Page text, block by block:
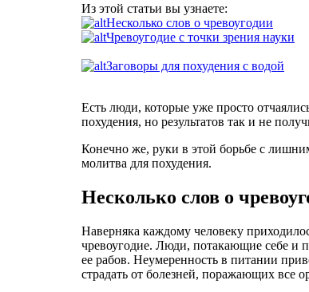
Из этой статьи вы узнаете:
Несколько слов о чревоугодии
Чревоугодие с точки зрения науки
Заговоры для похудения с водой
Есть люди, которые уже просто
похудения, но результатов так и не
Конечно же, руки в этой борьбе с
молитва для похудения.
Несколько слов о
Наверняка каждому человеку
чревоугодие. Люди, потакающие себе и
ее рабов. Неумеренность в питании
страдать от болезней, поражающих все